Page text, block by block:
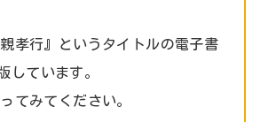
孝行』というタイトルの電子書
しています。
てみてください。